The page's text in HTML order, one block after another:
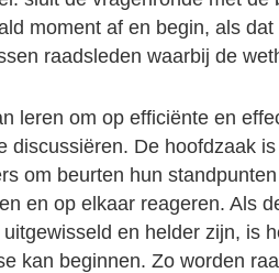
moment af en begin, als
raadsleden waarbij de
leren om op efficiënte en
discussiëren. De hoofdzaak
om beurten hun
en op elkaar reageren. Als
en helder zijn, is
kan beginnen. Zo worden